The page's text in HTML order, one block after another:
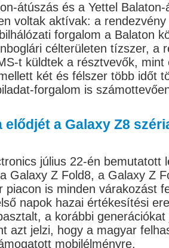
átúszás és a Yettel
voltak aktívak: a
forgalom a Balaton
célterületen tízszer, a
t küldtek a résztvevők, mint
két és félszer több időt
forgalom is
elődjét a Galaxy Z8
július 22-én bemutatott
Galaxy Z Fold8, a Galaxy Z
piacon is minden várakozást
napok hazai értékesítési
a korábbi
azt jelzi, hogy a magyar
mobilélményre.